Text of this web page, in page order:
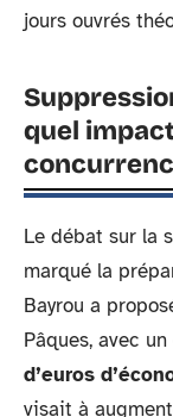
jours ouvrés
quel
Le débat sur la
marqué la
Bayrou a
Pâques, avec
d’euros
visait à